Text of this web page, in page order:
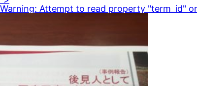
Warning: Attempt to read property "term_id"